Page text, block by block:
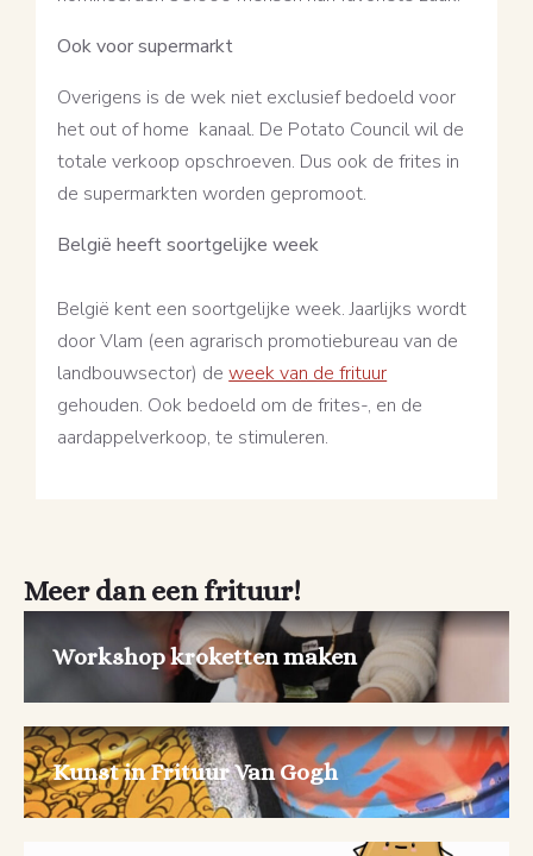
Ook voor supermarkt
Overigens is de wek niet exclusief bedoeld voor
het out of home kanaal. De Potato Council wil de
totale verkoop opschroeven. Dus ook de frites in
de supermarkten worden gepromoot.
België heeft soortgelijke week
België kent een soortgelijke week. Jaarlijks wordt
door Vlam (een agrarisch promotiebureau van de
landbouwsector) deweek van de frituur
gehouden. Ook bedoeld om de frites-, en de
aardappelverkoop, te stimuleren.
Meer dan een frituur!
Workshop kroketten maken
Kunst in Frituur Van Gogh